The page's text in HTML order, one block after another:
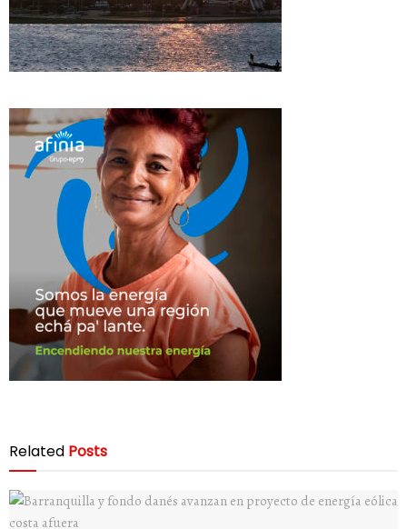
Related Posts